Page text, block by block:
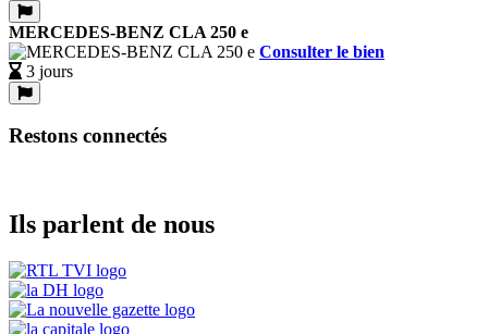
MERCEDES-BENZ CLA 250 e
Consulter le bien
3 jours
Restons connectés
Ils parlent de nous